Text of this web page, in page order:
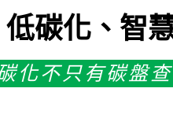
低碳化、智
化不只有碳盤